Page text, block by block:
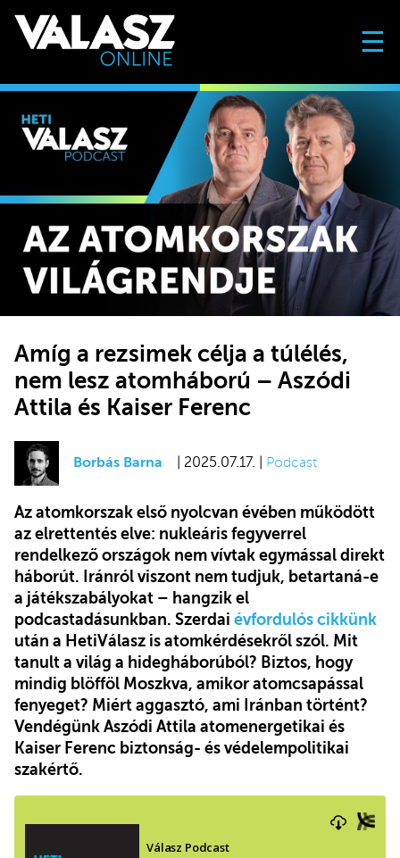
☰
Amíg a rezsimek célja a túlélés,
nem lesz atomháború – Aszódi
Attila és Kaiser Ferenc
Borbás Barna | 2025.07.17. | Podcast
Az atomkorszak első nyolcvan évében működött
az elrettentés elve: nukleáris fegyverrel
rendelkező országok nem vívtak egymással direkt
háborút. Iránról viszont nem tudjuk, betartaná-e
a játékszabályokat – hangzik el
podcastadásunkban. Szerdai évfordulós cikkünk
után a HetiVálasz is atomkérdésekről szól. Mit
tanult a világ a hidegháborúból? Biztos, hogy
mindig blöfföl Moszkva, amikor atomcsapással
fenyeget? Miért aggasztó, ami Iránban történt?
Vendégünk Aszódi Attila atomenergetikai és
Kaiser Ferenc biztonság- és védelempolitikai
szakértő.